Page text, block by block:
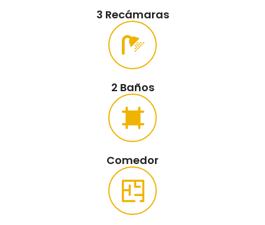
3 Recámaras
2 Baños
Comedor